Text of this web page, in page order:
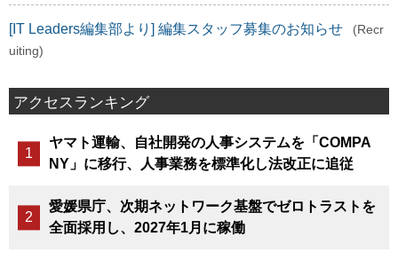
[IT Leaders編集部より] 編集スタッフ募集のお知らせ
(Recr
uiting)
アクセスランキング
ヤマト運輸、自社開発の人事システムを「COMPA
NY」に移行、人事業務を標準化し法改正に追従
愛媛県庁、次期ネットワーク基盤でゼロトラストを
全面採用し、2027年1月に稼働